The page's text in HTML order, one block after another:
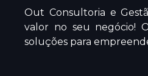
Out Consultoria e
valor no seu negócio!
soluções para